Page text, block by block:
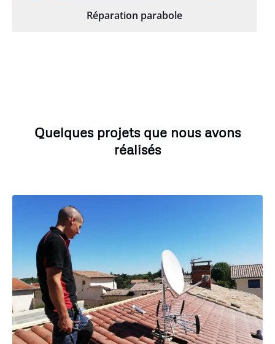
Réparation parabole
Quelques projets que nous avons
réalisés